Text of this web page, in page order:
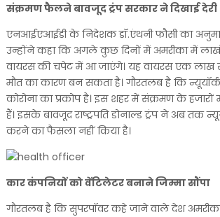
संक्रमण फैलने बावजूद ट्रंप सरकार ने दिखाई देरी
एनआईएआईडी के निदेशक डॉ.एंथनी फौसी का
उन्होंने कहा कि अगले कुछ दिनों में अमरीका में
वायरस की चपेट में आ जाएंगे। यह वायरस एक लाख
मौत का कारण बन सकता है। गौरतलब है कि
कोरोना का प्रकोप है। इस शहर में संक्रमण के
हैं। इसके बावजूद राष्ट्रपति डोनाल्ड ट्रंप ने अब तक
करने का फैसला नहीं किया है।
कार कंपनियों को वेंटिलेटर बनाने जिम्मा सौंपा
गौरतलब है कि सुपरपॉवर कहे जाने वाले देश